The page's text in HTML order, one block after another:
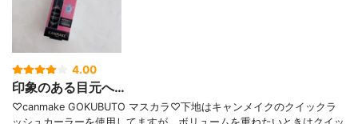
4.00
印象のある目元へ…
♡canmake GOKUBUTO マスカラ♡下地はキャンメイクのクイックラ